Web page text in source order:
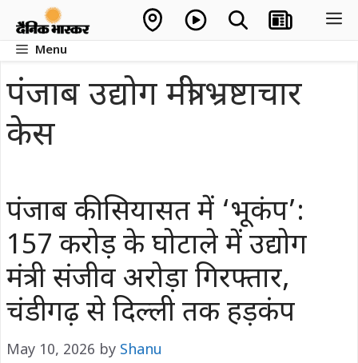
contentMenu
पंजाब उद्योग मंत्री भ्रष्टाचार
केस
पंजाब की सियासत में ‘भूकंप’:
157 करोड़ के घोटाले में उद्योग
मंत्री संजीव अरोड़ा गिरफ्तार,
चंडीगढ़ से दिल्ली तक हड़कंप
May 10, 2026 by Shanu